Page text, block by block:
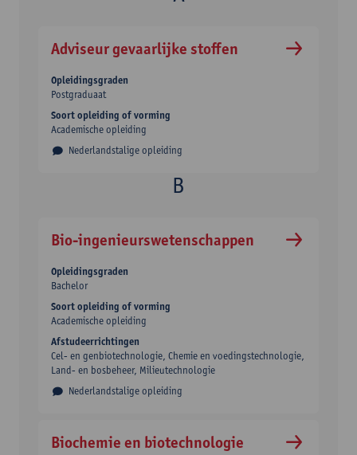
Adviseur gevaarlijke stoffen
Nederlandstalige opleiding
Opleidingsgraden
Postgraduaat
Soort opleiding of vorming
Academische opleiding
Bio-ingenieurswetenschappen
Nederlandstalige opleiding
Opleidingsgraden
Bachelor
Soort opleiding of vorming
Academische opleiding
Afstudeerrichtingen
Cel- en genbiotechnologie, Chemie en voedingstechnologie,
Land- en bosbeheer, Milieutechnologie
Biochemie en biotechnologie